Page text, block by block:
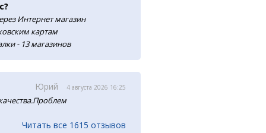
Интернет магазин
картам
- 13 магазинов
Юрий 4 августа 2026 16:25
Читать все 1615 отзывов